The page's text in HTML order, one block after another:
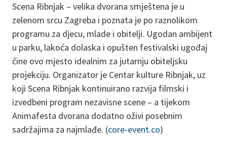
Scena Ribnjak – velika dvorana smještena je u
zelenom srcu Zagreba i poznata je po raznolikom
programu za djecu, mlade i obitelji. Ugodan ambijent
u parku, lakoća dolaska i opušten festivalski ugođaj
čine ovo mjesto idealnim za jutarnju obiteljsku
projekciju. Organizator je Centar kulture Ribnjak, uz
koji Scena Ribnjak kontinuirano razvija filmski i
izvedbeni program nezavisne scene – a tijekom
Animafesta dvorana dodatno oživi posebnim
sadržajima za najmlađe. (core-event.co)